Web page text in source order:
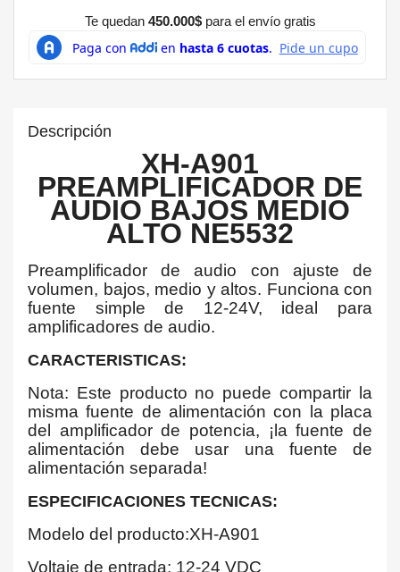
Te quedan 450.000$para el envío gratis
Descripción
XH-A901
PREAMPLIFICADOR DE
AUDIO BAJOS MEDIO
ALTO NE5532
Preamplificador de audio con ajuste de
volumen, bajos, medio y altos. Funciona con
fuente simple de 12-24V, ideal para
amplificadores de audio.
CARACTERISTICAS:
Nota: Este producto no puede compartir la
misma fuente de alimentación con la placa
del amplificador de potencia, ¡la fuente de
alimentación debe usar una fuente de
alimentación separada!
ESPECIFICACIONES TECNICAS:
Modelo del producto:XH-A901
Voltaje de entrada: 12-24 VDC